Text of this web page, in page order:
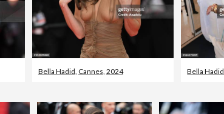
Bella Hadid Cannes 2024 Bella Hadid